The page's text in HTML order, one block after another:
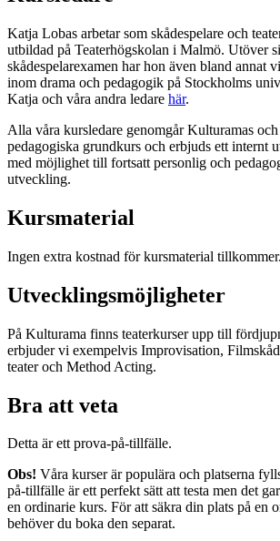
Katja Lobas arbetar som skådespelare och
utbildad på Teaterhögskolan i Malmö. Utöver
skådespelarexamen har hon även bland annat
inom drama och pedagogik på Stockholms
Katja och våra andra ledare här.
Alla våra kursledare genomgår Kulturamas
pedagogiska grundkurs och erbjuds ett internt
med möjlighet till fortsatt personlig och
utveckling.
Kursmaterial
Ingen extra kostnad för kursmaterial tillkommer.
Utvecklingsmöjligheter
På Kulturama finns teaterkurser upp till
erbjuder vi exempelvis Improvisation,
teater och Method Acting.
Bra att veta
Detta är ett prova-på-tillfälle.
Obs! Våra kurser är populära och platserna
på-tillfälle är ett perfekt sätt att testa men det
en ordinarie kurs. För att säkra din plats på en
behöver du boka den separat.